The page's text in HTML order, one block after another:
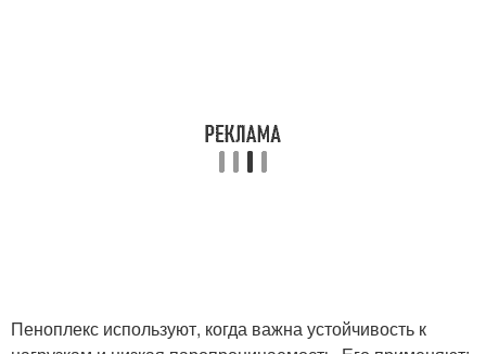
Пеноплекс используют, когда важна устойчивость к